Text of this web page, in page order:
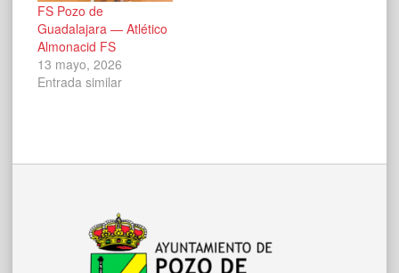
FS Pozo de
Guadalajara — Atlético
Almonacid FS
13 mayo, 2026
Entrada similar